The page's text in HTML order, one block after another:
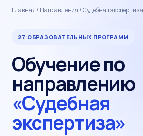
Главная / Направления / Судебная экспертиза
27 ОБРАЗОВАТЕЛЬНЫХ ПРОГРАММ
Обучение по
направлению
«Судебная
экспертиза»